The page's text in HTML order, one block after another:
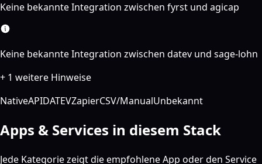
Keine bekannte Integration zwischen fyrst und agicap
Keine bekannte Integration zwischen datev und sage-lohn
+ 1 weitere Hinweise
NativeAPIDATEVZapierCSV/ManualUnbekannt
Apps & Services in diesem Stack
Jede Kategorie zeigt die empfohlene App oder den Service